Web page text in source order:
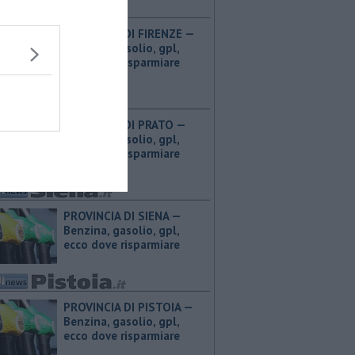
PROVINCIA DI FIRENZE — ​
Benzina, gasolio, gpl,
ecco dove risparmiare
PROVINCIA DI PRATO — ​
Benzina, gasolio, gpl,
ecco dove risparmiare
PROVINCIA DI SIENA — ​
Benzina, gasolio, gpl,
ecco dove risparmiare
PROVINCIA DI PISTOIA — ​
Benzina, gasolio, gpl,
ecco dove risparmiare